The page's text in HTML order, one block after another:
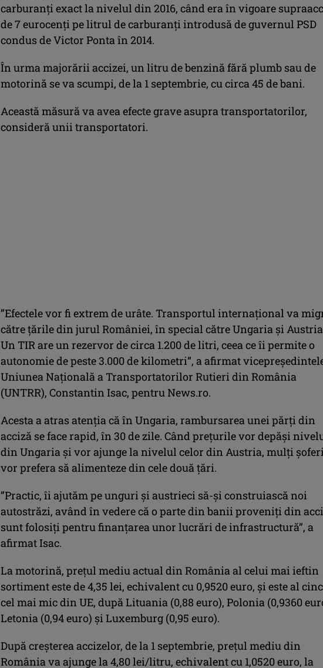
carburanţi exact la nivelul din 2016, când era în vigoare
de 7 eurocenţi pe litrul de carburanţi introdusă de guvernul PSD
condus de Victor Ponta în 2014.
În urma majorării accizei, un litru de benzină fără plumb sau de
motorină se va scumpi, de la 1 septembrie, cu circa 45 de bani.
Această măsură va avea efecte grave asupra transportatorilor,
consideră unii transportatori.
”Efectele vor fi extrem de urâte. Transportul internaţional va
către ţările din jurul României, în special către Ungaria şi
Un TIR are un rezervor de circa 1.200 de litri, ceea ce îi permite o
autonomie de peste 3.000 de kilometri”, a afirmat
Uniunea Naţională a Transportatorilor Rutieri din România
(UNTRR), Constantin Isac, pentru News.ro.
Acesta a atras atenţia că în Ungaria, rambursarea unei părţi din
acciză se face rapid, în 30 de zile. Când preţurile vor depăşi
din Ungaria şi vor ajunge la nivelul celor din Austria, mulţi
vor prefera să alimenteze din cele două ţări.
”Practic, îi ajutăm pe unguri şi austrieci să-şi construiască noi
autostrăzi, având în vedere că o parte din banii proveniţi din
sunt folosiţi pentru finanţarea unor lucrări de infrastructură”, a
afirmat Isac.
La motorină, preţul mediu actual din România al celui mai ieftin
sortiment este de 4,35 lei, echivalent cu 0,9520 euro, şi este al
cel mai mic din UE, după Lituania (0,88 euro), Polonia (0,9360
Letonia (0,94 euro) şi Luxemburg (0,95 euro).
După creşterea accizelor, de la 1 septembrie, preţul mediu din
România va ajunge la 4,80 lei/litru, echivalent cu 1,0520 euro, la